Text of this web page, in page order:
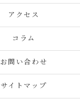
アクセス
コラム
お問い合わせ
サイトマップ